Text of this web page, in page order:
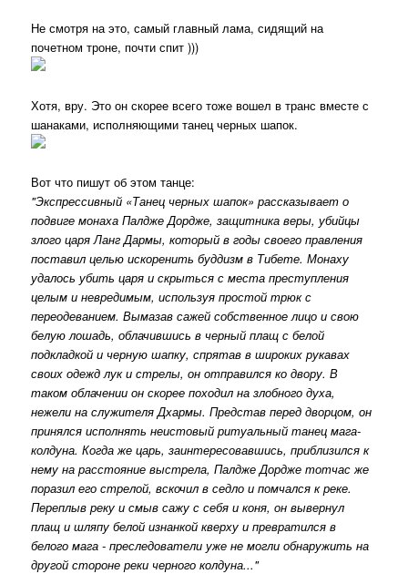
Не смотря на это, самый главный лама, сидящий на
почетном троне, почти спит )))
Хотя, вру. Это он скорее всего тоже вошел в транс вместе с
шанаками, исполняющими танец черных шапок.
Вот что пишут об этом танце:
"Экспрессивный «Танец черных шапок» рассказывает о
подвиге монаха Палдже Дордже, защитника веры, убийцы
злого царя Ланг Дармы, который в годы своего правления
поставил целью искоренить буддизм в Тибете. Монаху
удалось убить царя и скрыться с места преступления
целым и невредимым, используя простой трюк с
переодеванием. Вымазав сажей собственное лицо и свою
белую лошадь, облачившись в черный плащ с белой
подкладкой и черную шапку, спрятав в широких рукавах
своих одежд лук и стрелы, он отправился ко двору. В
таком облачении он скорее походил на злобного духа,
нежели на служителя Дхармы. Представ перед дворцом, он
принялся исполнять неистовый ритуальный танец мага-
колдуна. Когда же царь, заинтересовавшись, приблизился к
нему на расстояние выстрела, Палдже Дордже тотчас же
поразил его стрелой, вскочил в седло и помчался к реке.
Переплыв реку и смыв сажу с себя и коня, он вывернул
плащ и шляпу белой изнанкой кверху и превратился в
белого мага - преследователи уже не могли обнаружить на
другой стороне реки черного колдуна..."